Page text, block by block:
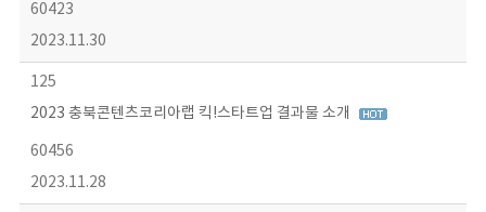
60423
2023.11.30
125
2023 충북콘텐츠코리아랩 킥!스타트업 결과물 소개
60456
2023.11.28